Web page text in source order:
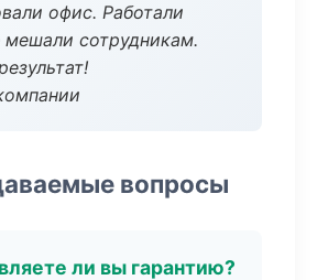
офис. Работали
мешали сотрудникам.
вопросы
ли вы гарантию?